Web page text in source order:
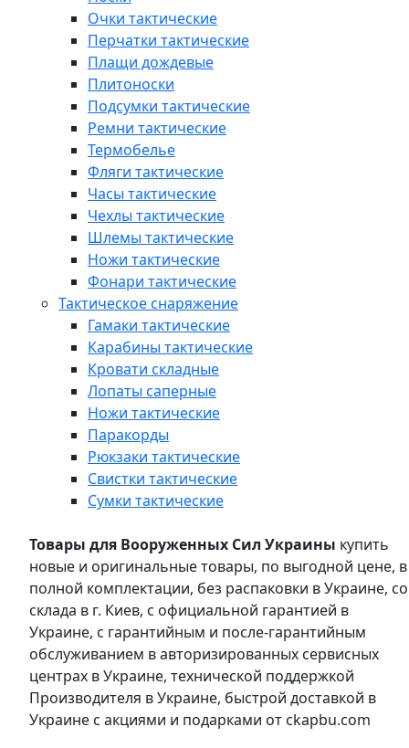
Очки тактические
Перчатки тактические
Плащи дождевые
Плитоноски
Подсумки тактические
Ремни тактические
Термобелье
Фляги тактические
Часы тактические
Чехлы тактические
Шлемы тактические
Ножи тактические
Фонари тактические
Тактическое снаряжение
Гамаки тактические
Карабины тактические
Кровати складные
Лопаты саперные
Ножи тактические
Паракорды
Рюкзаки тактические
Свистки тактические
Сумки тактические
Товары для Вооруженных Сил Украины купить
новые и оригинальные товары, по выгодной цене, в
полной комплектации, без распаковки в Украине, со
склада в г. Киев, с официальной гарантией в
Украине, с гарантийным и после-гарантийным
обслуживанием в авторизированных сервисных
центрах в Украине, технической поддержкой
Производителя в Украине, быстрой доставкой в
Украине с акциями и подарками от ckapbu.com